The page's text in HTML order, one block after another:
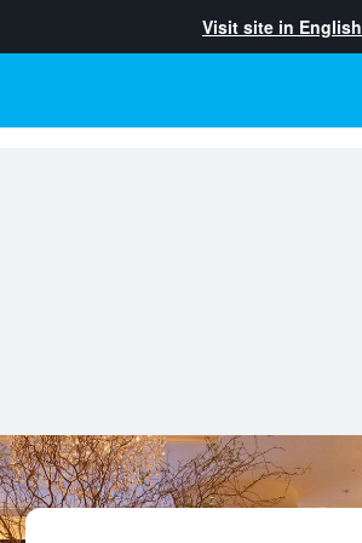
Visit site in English